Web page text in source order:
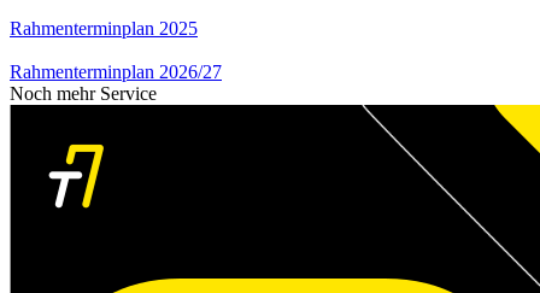
Rahmenterminplan 2025
Rahmenterminplan 2026/27
Noch mehr Service